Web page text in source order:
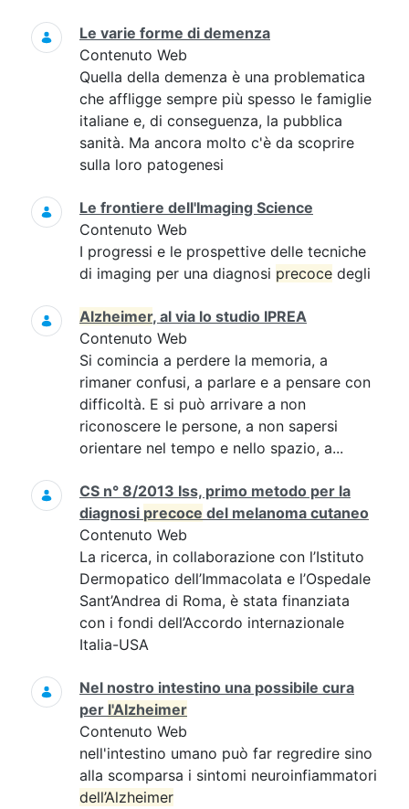
Le varie forme di demenza
Contenuto Web
Quella della demenza è una problematica
che affligge sempre più spesso le famiglie
italiane e, di conseguenza, la pubblica
sanità. Ma ancora molto c'è da scoprire
sulla loro patogenesi
Le frontiere dell'Imaging Science
Contenuto Web
I progressi e le prospettive delle tecniche
di imaging per una diagnosi precoce degli
Alzheimer, al via lo studio IPREA
Contenuto Web
Si comincia a perdere la memoria, a
rimaner confusi, a parlare e a pensare con
difficoltà. E si può arrivare a non
riconoscere le persone, a non sapersi
orientare nel tempo e nello spazio, a...
CS n° 8/2013 Iss, primo metodo per la
diagnosi precoce del melanoma cutaneo
Contenuto Web
La ricerca, in collaborazione con l’Istituto
Dermopatico dell’Immacolata e l’Ospedale
Sant’Andrea di Roma, è stata finanziata
con i fondi dell’Accordo internazionale
Italia-USA
Nel nostro intestino una possibile cura
per l'Alzheimer
Contenuto Web
nell'intestino umano può far regredire sino
alla scomparsa i sintomi neuroinfiammatori
dell’Alzheimer